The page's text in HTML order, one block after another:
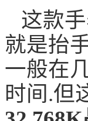
这款
就是抬
一般在
时间.但